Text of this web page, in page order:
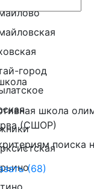
город
школа
(СШОР)
поиска
(68)